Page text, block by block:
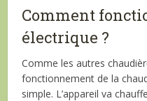
Comment
électrique ?
Comme les autres
fonctionnement de la
simple. L’appareil va